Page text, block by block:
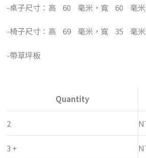
-桌子尺寸：高 60 毫米，寬 60 毫
-椅子尺寸：高 69 毫米，寬 35 毫
-帶草坪板
Quantity
2
3 +
工
房
1/12